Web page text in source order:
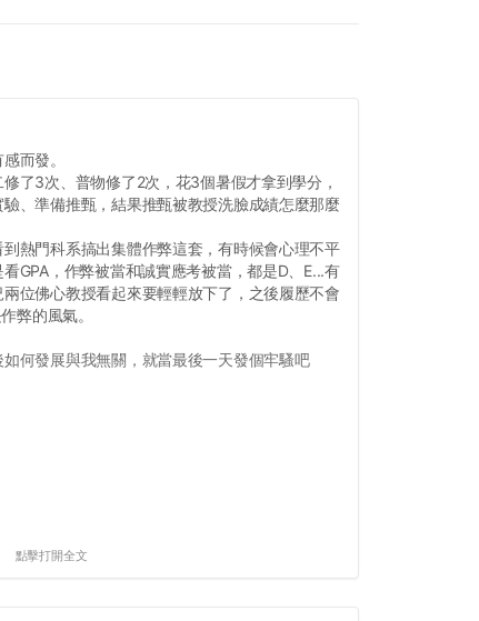
而發。
了3次、普物修了2次，花3個暑假才拿到學分，
、準備推甄，結果推甄被教授洗臉成績怎麼那麼
熱門科系搞出集體作弊這套，有時候會心理不平
GPA，作弊被當和誠實應考被當，都是D、E...有
位佛心教授看起來要輕輕放下了，之後履歷不會
弊的風氣。
何發展與我無關，就當最後一天發個牢騷吧
點擊打開全文